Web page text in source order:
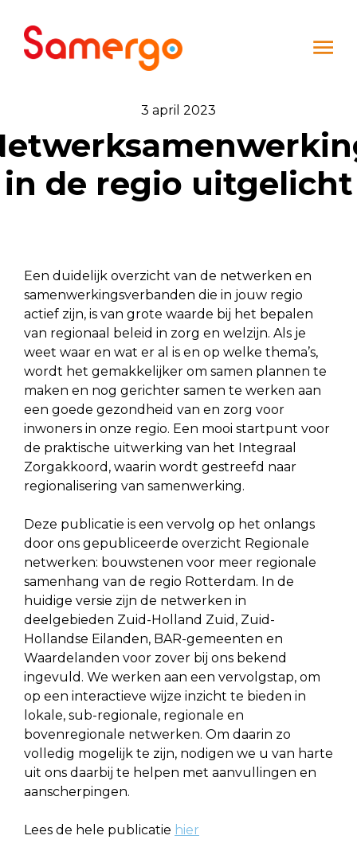
3 april 2023
in de regio uitgelicht
Een duidelijk overzicht van de netwerken en
samenwerkingsverbanden die in jouw regio
actief zijn, is van grote waarde bij het bepalen
van regionaal beleid in zorg en welzijn. Als je
weet waar en wat er al is en op welke thema’s,
wordt het gemakkelijker om samen plannen te
maken en nog gerichter samen te werken aan
een goede gezondheid van en zorg voor
inwoners in onze regio. Een mooi startpunt voor
de praktische uitwerking van het Integraal
Zorgakkoord, waarin wordt gestreefd naar
regionalisering van samenwerking.
Deze publicatie is een vervolg op het onlangs
door ons gepubliceerde overzicht Regionale
netwerken: bouwstenen voor meer regionale
samenhang van de regio Rotterdam. In de
huidige versie zijn de netwerken in
deelgebieden Zuid-Holland Zuid, Zuid-
Hollandse Eilanden, BAR-gemeenten en
Waardelanden voor zover bij ons bekend
ingevuld. We werken aan een vervolgstap, om
op een interactieve wijze inzicht te bieden in
lokale, sub-regionale, regionale en
bovenregionale netwerken. Om daarin zo
volledig mogelijk te zijn, nodigen we u van harte
uit ons daarbij te helpen met aanvullingen en
aanscherpingen.
Lees de hele publicatie hier